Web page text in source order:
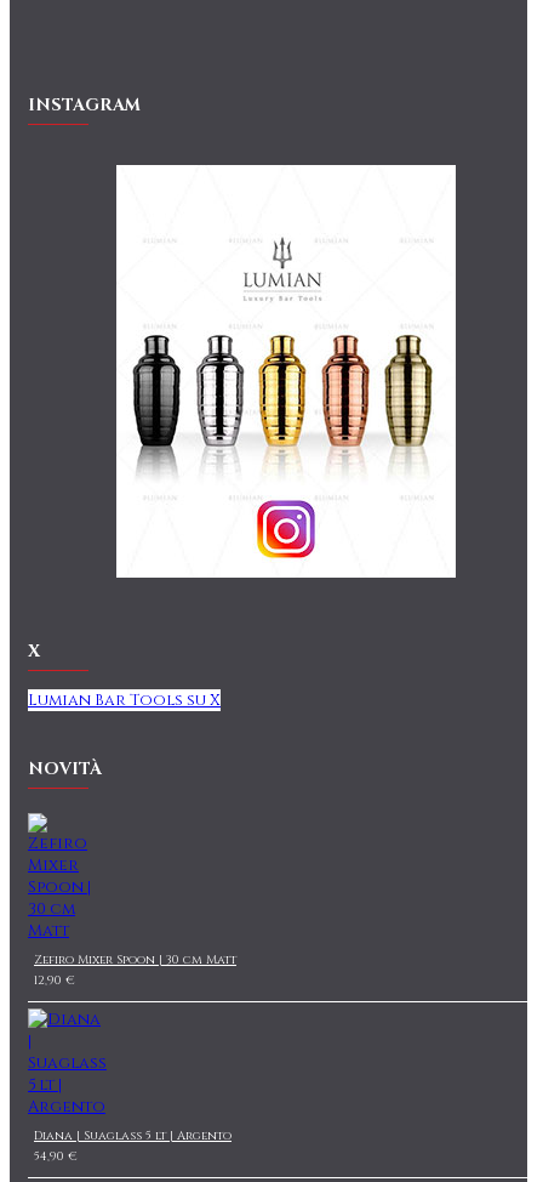
INSTAGRAM
X
Lumian Bar Tools su X
NOVITÀ
Zefiro Mixer Spoon | 30 cm Matt
12,90 €
Diana | Suaglass 5 lt | Argento
54,90 €